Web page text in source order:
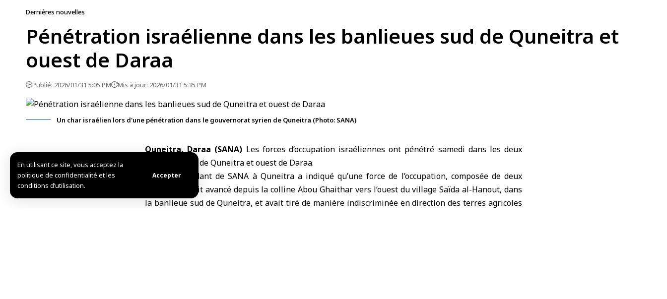
En utilisant ce site, vous acceptez la
politique de confidentialité et les
conditions d’utilisation.
Accepter
Dernières nouvelles
Pénétration israélienne dans les banlieues sud de Quneitra et
ouest de Daraa
Publié: 2026/01/31 5:05 PM Mis à jour: 2026/01/31 5:35 PM
Un char israélien lors d'une pénétration dans le gouvernorat syrien de Quneitra (Photo: SANA)
Quneitra, Daraa (SANA) Les forces d’occupation israéliennes ont pénétré samedi dans les deux
banlieues sud de Quneitra et ouest de Daraa.
Le correspondant de SANA à Quneitra a indiqué qu’une force de l’occupation, composée de deux
véhicules, avait avancé depuis la colline Abou Ghaithar vers l’ouest du village Saïda al-Hanout, dans
la banlieue sud de Quneitra, et avait tiré de manière indiscriminée en direction des terres agricoles